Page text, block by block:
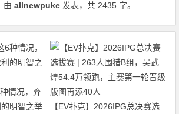
由allnewpuke 发表，共 2435 字。
情况，弃
明智之举
【EV扑克】2026IPG总决赛选